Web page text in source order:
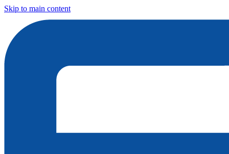
Skip to main content